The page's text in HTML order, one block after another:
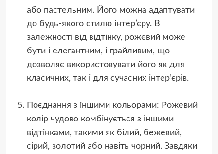
або пастельним. Його можна адаптувати
до будь-якого стилю інтер’єру. В
залежності від відтінку, рожевий може
бути і елегантним, і грайливим, що
дозволяє використовувати його як для
класичних, так і для сучасних інтер’єрів.
Поєднання з іншими кольорами: Рожевий
колір чудово комбінується з іншими
відтінками, такими як білий, бежевий,
сірий, золотий або навіть чорний. Завдяки